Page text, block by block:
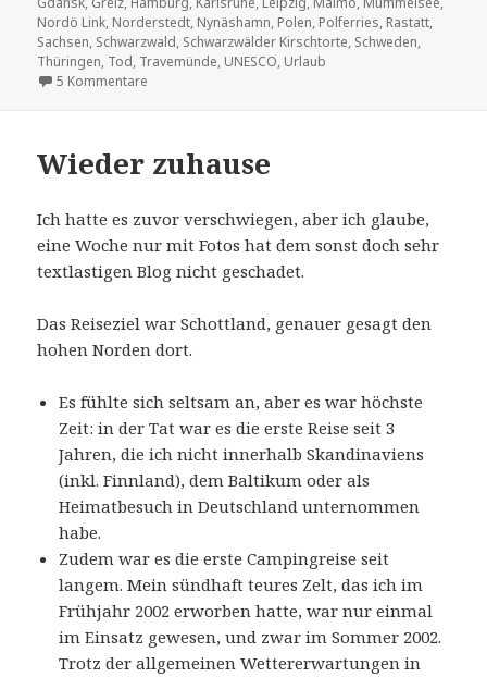
Nordö Link, Norderstedt, Nynäshamn, Polen, Polferries, Rastatt,
Sachsen, Schwarzwald, Schwarzwälder Kirschtorte, Schweden,
Thüringen, Tod, Travemünde, UNESCO, Urlaub
5 Kommentare
Wieder zuhause
Ich hatte es zuvor verschwiegen, aber ich glaube,
eine Woche nur mit Fotos hat dem sonst doch sehr
textlastigen Blog nicht geschadet.
Das Reiseziel war Schottland, genauer gesagt den
hohen Norden dort.
Es fühlte sich seltsam an, aber es war höchste
Zeit: in der Tat war es die erste Reise seit 3
Jahren, die ich nicht innerhalb Skandinaviens
(inkl. Finnland), dem Baltikum oder als
Heimatbesuch in Deutschland unternommen
habe.
Zudem war es die erste Campingreise seit
langem. Mein sündhaft teures Zelt, das ich im
Frühjahr 2002 erworben hatte, war nur einmal
im Einsatz gewesen, und zwar im Sommer 2002.
Trotz der allgemeinen Wettererwartungen in